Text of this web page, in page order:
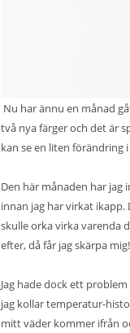
Nu har ännu en månad
två nya färger och det är
kan se en liten förändring
Den här månaden har
innan jag har virkat ikapp.
skulle orka virka varenda
efter, då får jag skärpa
Jag hade dock ett
jag kollar temperatur-
mitt väder kommer ifrån